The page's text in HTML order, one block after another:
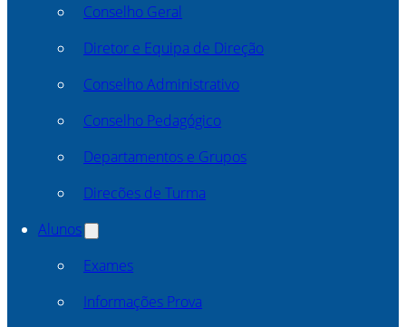
Conselho Geral
Diretor e Equipa de Direção
Conselho Administrativo
Conselho Pedagógico
Departamentos e Grupos
Direcões de Turma
Alunos
Exames
Informações Prova